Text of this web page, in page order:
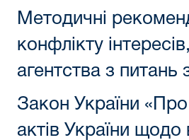
Методичні
конфлікту
агентства з питань
Закон України
актів України щодо